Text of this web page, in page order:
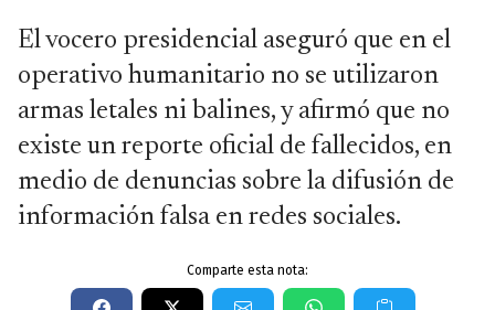
El vocero presidencial aseguró que en el
operativo humanitario no se utilizaron
armas letales ni balines, y afirmó que no
existe un reporte oficial de fallecidos, en
medio de denuncias sobre la difusión de
información falsa en redes sociales.
Comparte esta nota: